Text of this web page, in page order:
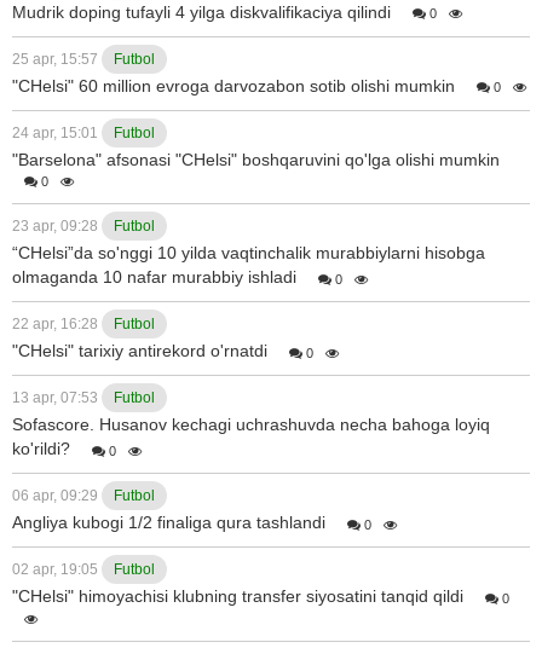
Mudrik doping tufayli 4 yilga diskvalifikaciya qilindi 0
25 apr, 15:57 Futbol
"CHelsi" 60 million evroga darvozabon sotib olishi mumkin 0
24 apr, 15:01 Futbol
"Barselona" afsonasi "CHelsi" boshqaruvini qo'lga olishi mumkin
0
23 apr, 09:28 Futbol
“CHelsi”da so'nggi 10 yilda vaqtinchalik murabbiylarni hisobga
olmaganda 10 nafar murabbiy ishladi
0
22 apr, 16:28 Futbol
"CHelsi" tarixiy antirekord o'rnatdi 0
13 apr, 07:53 Futbol
Sofascore. Husanov kechagi uchrashuvda necha bahoga loyiq
ko'rildi?
0
06 apr, 09:29 Futbol
Angliya kubogi 1/2 finaliga qura tashlandi 0
02 apr, 19:05 Futbol
"CHelsi" himoyachisi klubning transfer siyosatini tanqid qildi 0